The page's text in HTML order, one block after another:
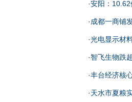
·安阳：
·成都一商铺
·光电显示材
·智飞生物跌
·丰台经济核
·天水市夏粮